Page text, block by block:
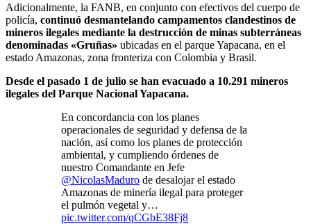
Adicionalmente, la FANB, en conjunto con efectivos del cuerpo de
policía, continuó desmantelando campamentos clandestinos de
mineros ilegales mediante la destrucción de minas subterráneas
denominadas «Gruñas» ubicadas en el parque Yapacana, en el
estado Amazonas, zona fronteriza con Colombia y Brasil.
Desde el pasado 1 de julio se han evacuado a 10.291 mineros
ilegales del Parque Nacional Yapacana.
En concordancia con los planes
operacionales de seguridad y defensa de la
nación, así como los planes de protección
ambiental, y cumpliendo órdenes de
nuestro Comandante en Jefe
@NicolasMaduro de desalojar el estado
Amazonas de minería ilegal para proteger
el pulmón vegetal y…
pic.twitter.com/qCGbE38Fj8